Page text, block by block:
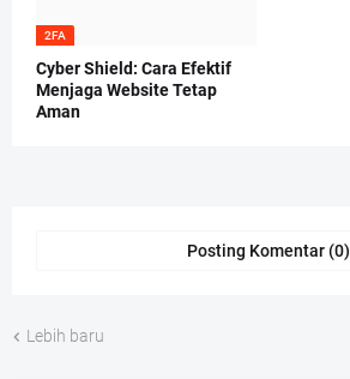
2FA
Cyber Shield: Cara Efektif
Menjaga Website Tetap
Aman
Posting Komentar (0)
Lebih baru